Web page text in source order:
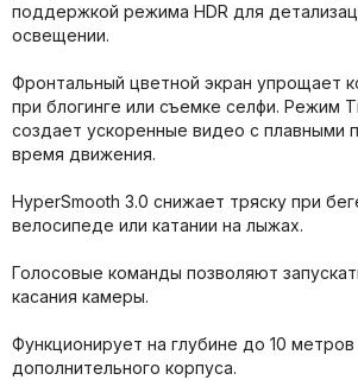
поддержкой режима HDR для
освещении.
Фронтальный цветной экран упрощает
при блогинге или съемке селфи. Режим
создает ускоренные видео с плавными
время движения.
HyperSmooth 3.0 снижает тряску при
велосипеде или катании на лыжах.
Голосовые команды позволяют
касания камеры.
Функционирует на глубине до 10 метров
дополнительного корпуса.